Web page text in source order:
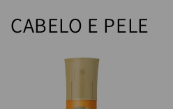
CABELO E PELE